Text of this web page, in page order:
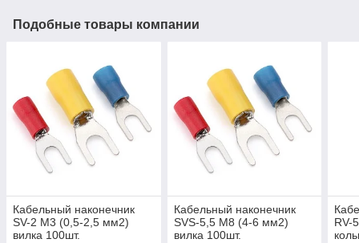
Подобные товары компании
Кабельный наконечник
SV-2 М3 (0,5-2,5 мм2)
вилка 100шт.
Кабельный наконечник
SVS-5,5 М8 (4-6 мм2)
вилка 100шт.
RV-